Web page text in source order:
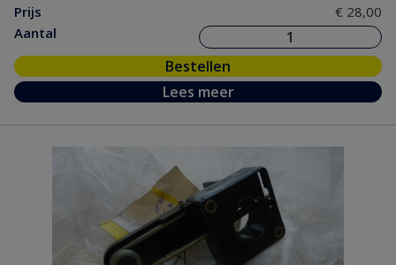
Prijs
€ 28,00
Aantal
Bestellen
Lees meer